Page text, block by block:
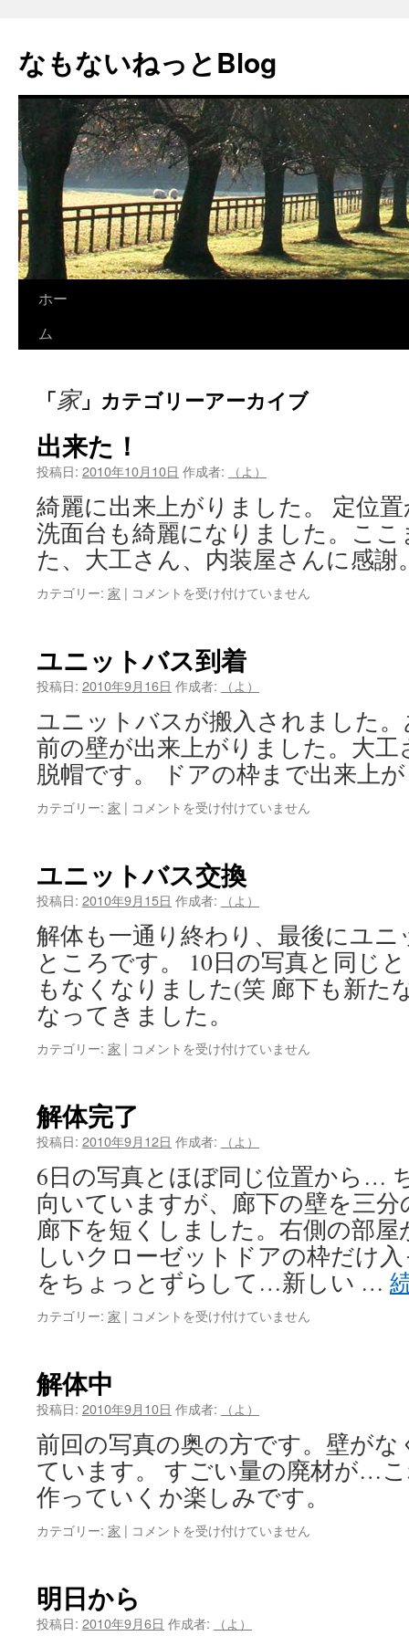
テ
ン
ス
キ
ッ
プ
なもないねっとBlog
ホー
ム
「家」カテゴリーアーカイブ
出来た！
投稿日: 2010年10月10日 作成者: （よ）
綺麗に出来上がりました。 定位
洗面台も綺麗になりました。こ
た、大工さん、内装屋さんに感謝
カテゴリー: 家 | 出
コメントを受け付けていません
ユニットバス到着
投稿日: 2010年9月16日 作成者: （よ）
ユニットバスが搬入されました
前の壁が出来上がりました。大
脱帽です。 ドアの枠まで出来上
カテゴリー: 家 | ユ
バ
ス
着
は
コメントを受け付けていません
ユニットバス交換
投稿日: 2010年9月15日 作成者: （よ）
解体も一通り終わり、最後にユ
ところです。 10日の写真と同じ
もなくなりました(笑 廊下も新た
なってきました。
カテゴリー: 家 | ユ
ト
ス
換
は
コメントを受け付けていません
解体完了
投稿日: 2010年9月12日 作成者: （よ）
6日の写真とほぼ同じ位置から…
向いていますが、廊下の壁を三
廊下を短くしました。右側の部
しいクローゼットドアの枠だけ
をちょっとずらして…新しい …
カテゴリー: 家 | 解
コメントを受け付けていません
解体中
投稿日: 2010年9月10日 作成者: （よ）
前回の写真の奥の方です。壁が
ています。 すごい量の廃材が…
作っていくか楽しみです。
カテゴリー: 家 | 解
コメントを受け付けていません
明日から
投稿日: 2010年9月6日 作成者: （よ）